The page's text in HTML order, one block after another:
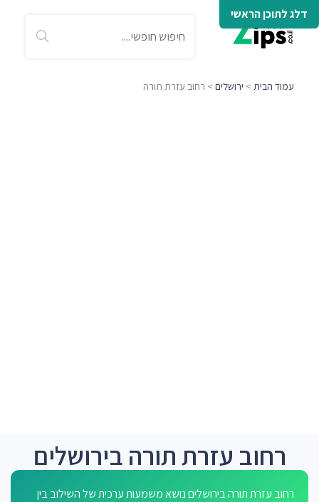
דלג לתוכן הראשי
עמוד הבית > ירושלים > רחוב עזרת תורה
רחוב עזרת תורה בירושלים
רחוב עזרת תורה בירושלים נושא משמעות ערכית של השילוב בין